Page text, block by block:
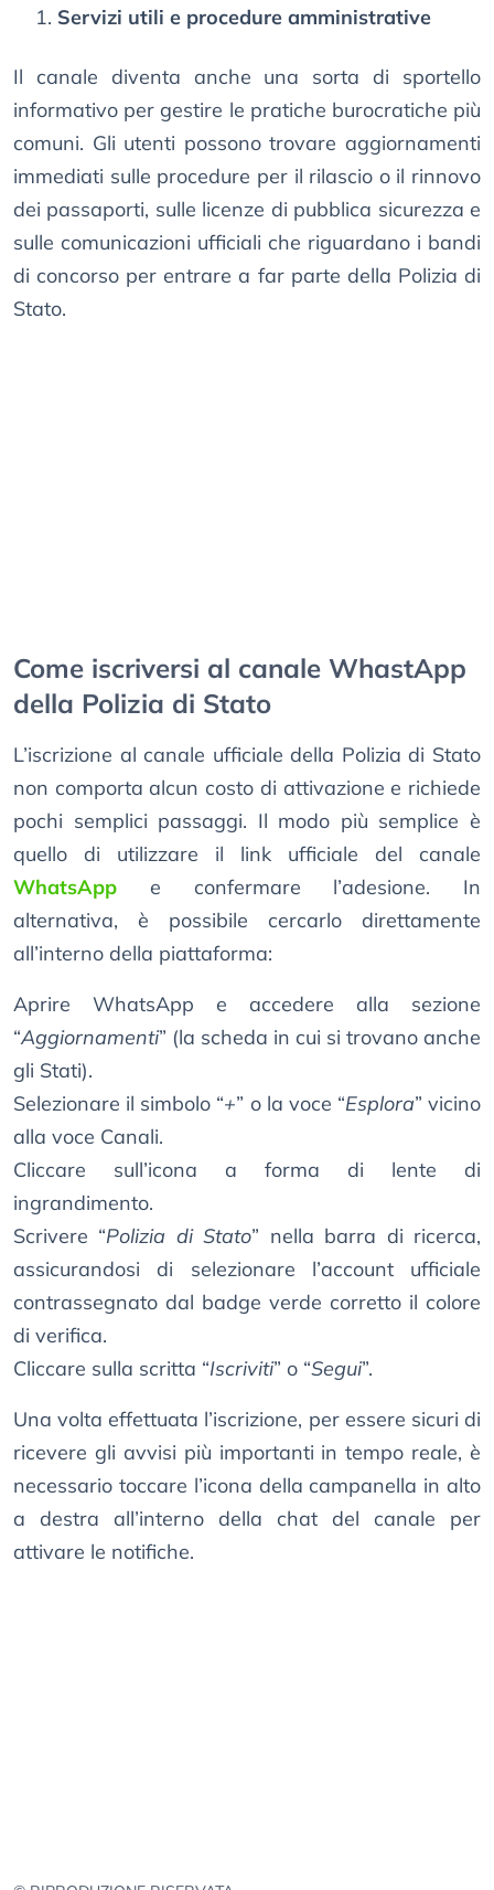
Servizi utili e procedure amministrative
Il canale diventa anche una sorta di sportello
informativo per gestire le pratiche burocratiche più
comuni. Gli utenti possono trovare aggiornamenti
immediati sulle procedure per il rilascio o il rinnovo
dei passaporti, sulle licenze di pubblica sicurezza e
sulle comunicazioni ufficiali che riguardano i bandi
di concorso per entrare a far parte della Polizia di
Stato.
Come iscriversi al canale WhastApp
della Polizia di Stato
L’iscrizione al canale ufficiale della Polizia di Stato
non comporta alcun costo di attivazione e richiede
pochi semplici passaggi. Il modo più semplice è
quello di utilizzare il link ufficiale del canale
WhatsApp e confermare l’adesione. In
alternativa, è possibile cercarlo direttamente
all’interno della piattaforma:
Aprire WhatsApp e accedere alla sezione
“Aggiornamenti” (la scheda in cui si trovano anche
gli Stati).
Selezionare il simbolo “+” o la voce “Esplora” vicino
alla voce Canali.
Cliccare sull’icona a forma di lente di
ingrandimento.
Scrivere “Polizia di Stato” nella barra di ricerca,
assicurandosi di selezionare l’account ufficiale
contrassegnato dal badge verde corretto il colore
di verifica.
Cliccare sulla scritta “Iscriviti” o “Segui”.
Una volta effettuata l’iscrizione, per essere sicuri di
ricevere gli avvisi più importanti in tempo reale, è
necessario toccare l’icona della campanella in alto
a destra all’interno della chat del canale per
attivare le notifiche.